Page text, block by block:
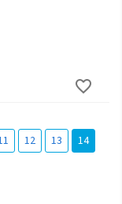
12 13
14